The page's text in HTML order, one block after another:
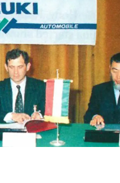
VITARA